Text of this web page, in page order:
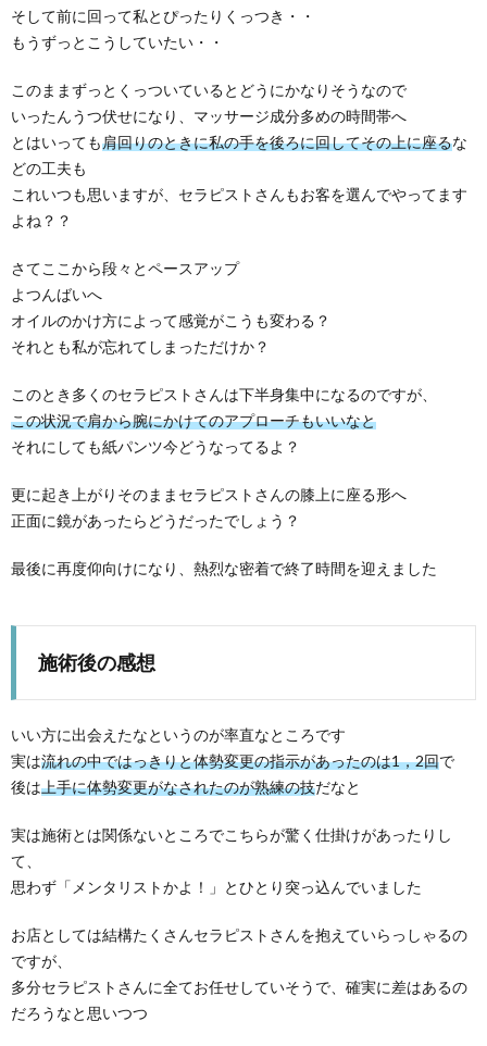
そして前に回って私とぴったりくっつき・・
もうずっとこうしていたい・・
このままずっとくっついているとどうにかなりそうなので
いったんうつ伏せになり、マッサージ成分多めの時間帯へ
とはいっても肩回りのときに私の手を後ろに回してその上に座るな
どの工夫も
これいつも思いますが、セラピストさんもお客を選んでやってます
よね？？
さてここから段々とペースアップ
よつんばいへ
オイルのかけ方によって感覚がこうも変わる？
それとも私が忘れてしまっただけか？
このとき多くのセラピストさんは下半身集中になるのですが、
この状況で肩から腕にかけてのアプローチもいいなと
それにしても紙パンツ今どうなってるよ？
更に起き上がりそのままセラピストさんの膝上に座る形へ
正面に鏡があったらどうだったでしょう？
最後に再度仰向けになり、熱烈な密着で終了時間を迎えました
施術後の感想
いい方に出会えたなというのが率直なところです
実は流れの中ではっきりと体勢変更の指示があったのは1，2回で
後は上手に体勢変更がなされたのが熟練の技だなと
実は施術とは関係ないところでこちらが驚く仕掛けがあったりし
て、
思わず「メンタリストかよ！」とひとり突っ込んでいました
お店としては結構たくさんセラピストさんを抱えていらっしゃるの
ですが、
多分セラピストさんに全てお任せしていそうで、確実に差はあるの
だろうなと思いつつ